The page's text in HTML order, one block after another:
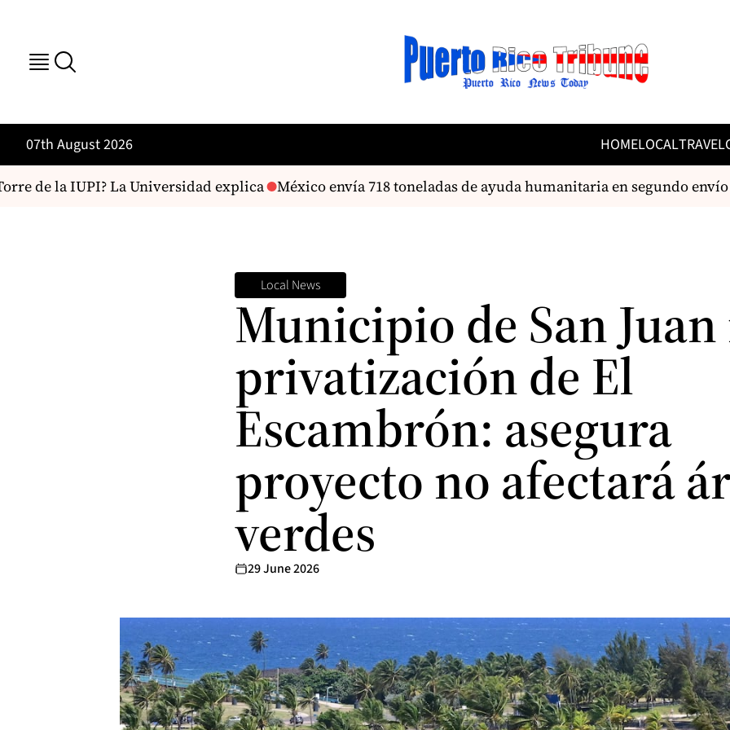
07th August 2026 HOMELOCALTRAVEL
de la IUPI? La Universidad explica México envía 718 toneladas de ayuda humanitaria en segundo envío
Local News
Municipio de San
privatización de El
Escambrón: asegura
proyecto no afectará
verdes
29 June 2026